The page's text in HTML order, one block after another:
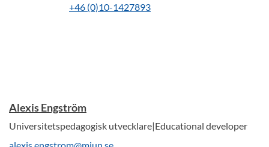
+46 (0)10-1427893
Alexis Engström
Universitetspedagogisk utvecklare|Educational developer